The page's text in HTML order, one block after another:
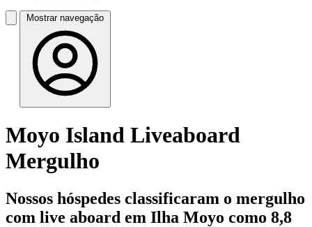
Mostrar navegação
Moyo Island Liveaboard
Mergulho
Nossos hóspedes classificaram o mergulho
com live aboard em Ilha Moyo como 8,8